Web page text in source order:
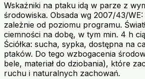
Wskaźniki na ptaku idą w parze z
środowiska. Obsada wg 2007/43/
zależnie od poziomu programu.
ciemności na dobę, w tym min. 4 h
Ściółka: sucha, sypka, dostępna na
ptaków. Do tego wzbogacenia
bele, materiał do dziobania), które
ruchu i naturalnych zachowań.